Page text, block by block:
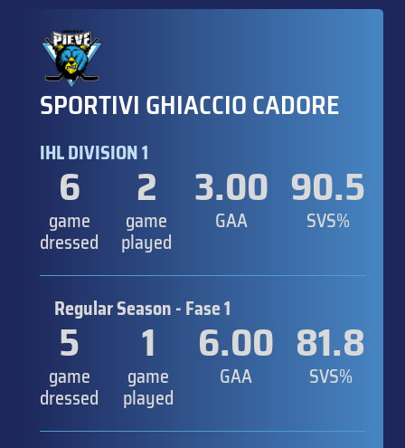
SPORTIVI GHIACCIO CADORE
IHL DIVISION 1
6
game
dressed
2
game
played
3.00
GAA
90.5
SVS%
Regular Season - Fase 1
5
game
dressed
1
game
played
6.00
GAA
81.8
SVS%